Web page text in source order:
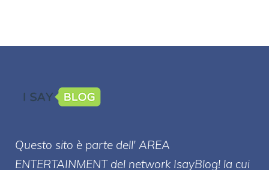
Questo sito è parte dell' AREA
ENTERTAINMENT del network IsayBlog! la cui